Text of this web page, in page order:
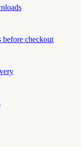
checkout